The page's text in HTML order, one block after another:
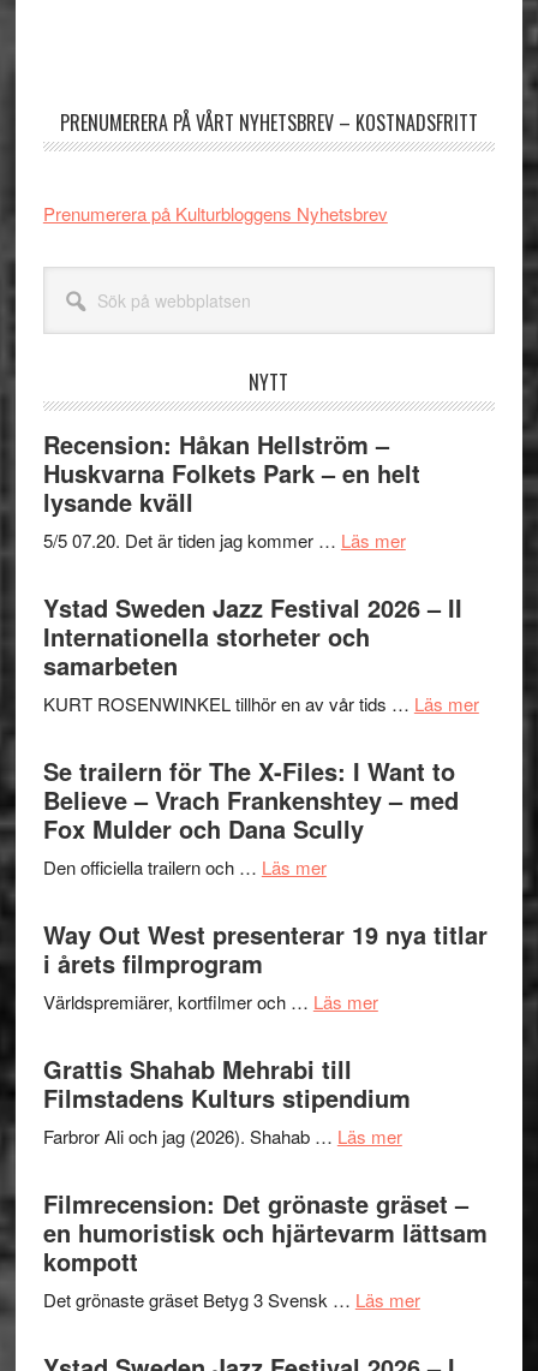
PRENUMERERA PÅ VÅRT NYHETSBREV – KOSTNADSFRITT
Prenumerera på Kulturbloggens Nyhetsbrev
webbplatsen
NYTT
Recension: Håkan Hellström –
Huskvarna Folkets Park – en helt
lysande kväll
5/5 07.20. Det är tiden jag kommer … Läs merom
Håkan
Hellström
Folkets
–
en
Ystad Sweden Jazz Festival 2026 – II
Internationella storheter och
samarbeten
KURT ROSENWINKEL tillhör en av vår tids … Läs merom
Se trailern för The X-Files: I Want to
Believe – Vrach Frankenshtey – med
Fox Mulder och Dana Scully
Den officiella trailern och … Läs merom
trailern
för
X-
I
Want
to
Believe
Vrach
Frankenshtey
med
Mulder
Way Out West presenterar 19 nya titlar
i årets filmprogram
Världspremiärer, kortfilmer och … Läs merom
presenterar
19
titlar
i
Grattis Shahab Mehrabi till
Filmstadens Kulturs stipendium
Farbror Ali och jag (2026). Shahab … Läs merom
Shahab
Mehrabi
till
Kulturs
Filmrecension: Det grönaste gräset –
en humoristisk och hjärtevarm lättsam
kompott
Det grönaste gräset Betyg 3 Svensk … Läs merom
Det